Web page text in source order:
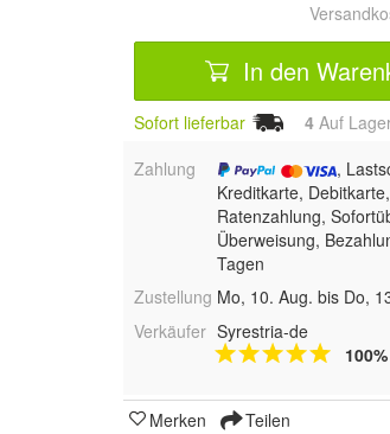
In den
Sofort lieferbar 4 Auf
Zahlung
,
Kreditkarte, Debitkarte,
Ratenzahlung,
Überweisung,
Tagen
Zustellung Mo, 10. Aug. bis Do,
Verkäufer Syrestria-de
Merken Teilen